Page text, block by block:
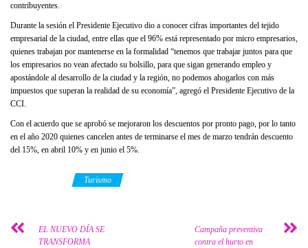
contribuyentes.
Durante la sesión el Presidente Ejecutivo dio a conocer cifras importantes del tejido
empresarial de la ciudad, entre ellas que el 96% está representado por micro empresarios,
quienes trabajan por mantenerse en la formalidad “tenemos que trabajar juntos para que
los empresarios no vean afectado su bolsillo, para que sigan generando empleo y
apostándole al desarrollo de la ciudad y la región, no podemos ahogarlos con más
impuestos que superan la realidad de su economía”, agregó el Presidente Ejecutivo de la
CCI.
Con el acuerdo que se aprobó se mejoraron los descuentos por pronto pago, por lo tanto
en el año 2020 quienes cancelen antes de terminarse el mes de marzo tendrán descuento
del 15%, en abril 10% y en junio el 5%.
Turismo
EL NUEVO DÍA SE
TRANSFORMA
Campaña preventiva
contra el hurto en